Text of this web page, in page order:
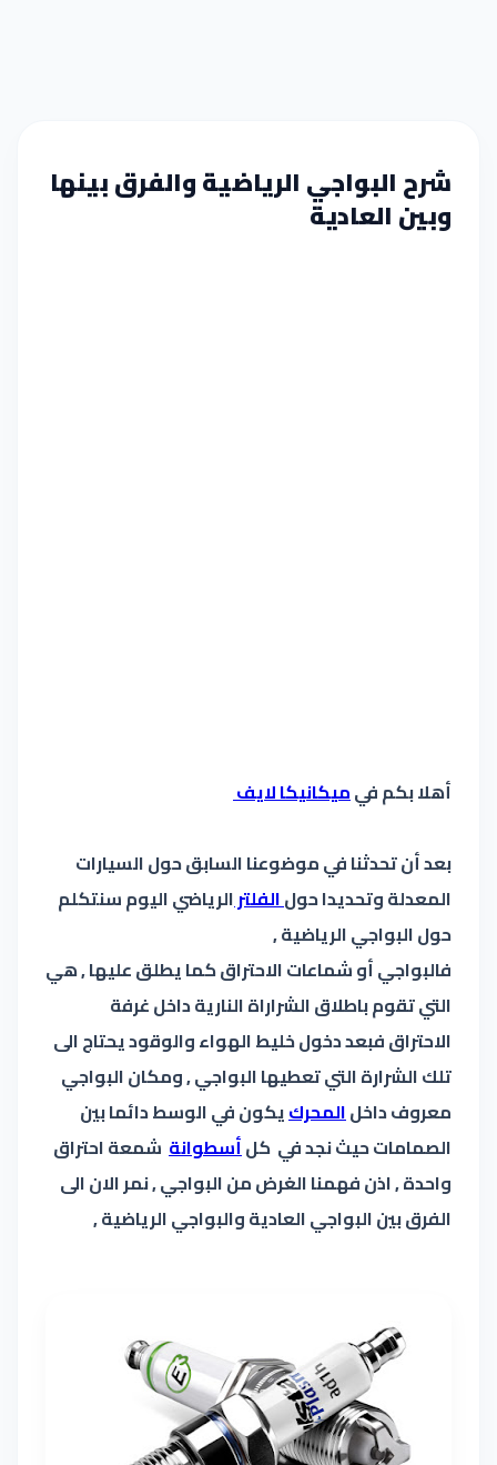
شرح البواجي الرياضية والفرق بينها
وبين العادية
أهلا بكم فيميكانيكا لايف
بعد أن تحدثنا في موضوعنا السابق حول السيارات
المعدلة وتحديدا حولالفلترالرياضي اليوم سنتكلم
حول البواجي الرياضية ,
فالبواجي أو شماعات الاحتراق كما يطلق عليها , هي
التي تقوم باطلاق الشراراة النارية داخل غرفة
الاحتراق فبعد دخول خليط الهواء والوقود يحتاج الى
تلك الشرارة التي تعطيها البواجي , ومكان البواجي
معروف داخلالمحركيكون في الوسط دائما بين
الصمامات حيث نجد في كلأسطوانة شمعة احتراق
واحدة , اذن فهمنا الغرض من البواجي , نمر الان الى
الفرق بين البواجي العادية والبواجي الرياضية ,